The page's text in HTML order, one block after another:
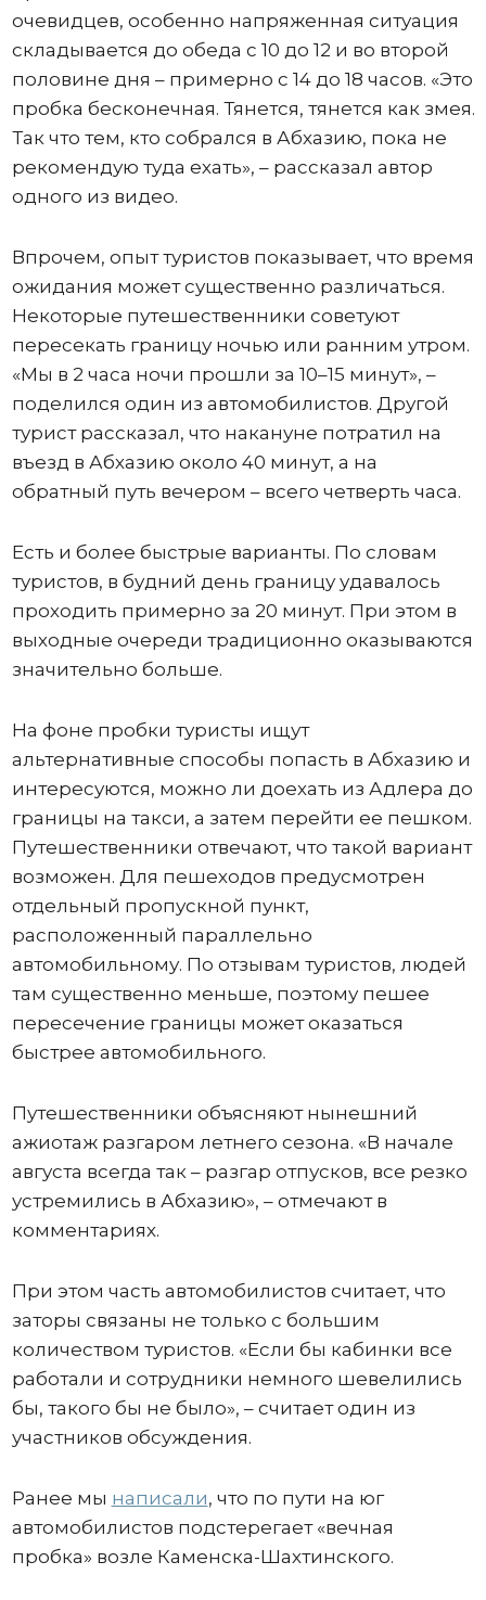
очевидцев, особенно напряженная ситуация
складывается до обеда с 10 до 12 и во второй
половине дня – примерно с 14 до 18 часов. «Это
пробка бесконечная. Тянется, тянется как змея.
Так что тем, кто собрался в Абхазию, пока не
рекомендую туда ехать», – рассказал автор
одного из видео.
Впрочем, опыт туристов показывает, что время
ожидания может существенно различаться.
Некоторые путешественники советуют
пересекать границу ночью или ранним утром.
«Мы в 2 часа ночи прошли за 10–15 минут», –
поделился один из автомобилистов. Другой
турист рассказал, что накануне потратил на
въезд в Абхазию около 40 минут, а на
обратный путь вечером – всего четверть часа.
Есть и более быстрые варианты. По словам
туристов, в будний день границу удавалось
проходить примерно за 20 минут. При этом в
выходные очереди традиционно оказываются
значительно больше.
На фоне пробки туристы ищут
альтернативные способы попасть в Абхазию и
интересуются, можно ли доехать из Адлера до
границы на такси, а затем перейти ее пешком.
Путешественники отвечают, что такой вариант
возможен. Для пешеходов предусмотрен
отдельный пропускной пункт,
расположенный параллельно
автомобильному. По отзывам туристов, людей
там существенно меньше, поэтому пешее
пересечение границы может оказаться
быстрее автомобильного.
Путешественники объясняют нынешний
ажиотаж разгаром летнего сезона. «В начале
августа всегда так – разгар отпусков, все резко
устремились в Абхазию», – отмечают в
комментариях.
При этом часть автомобилистов считает, что
заторы связаны не только с большим
количеством туристов. «Если бы кабинки все
работали и сотрудники немного шевелились
бы, такого бы не было», – считает один из
участников обсуждения.
Ранее мы написали, что по пути на юг
автомобилистов подстерегает «вечная
пробка» возле Каменска-Шахтинского.